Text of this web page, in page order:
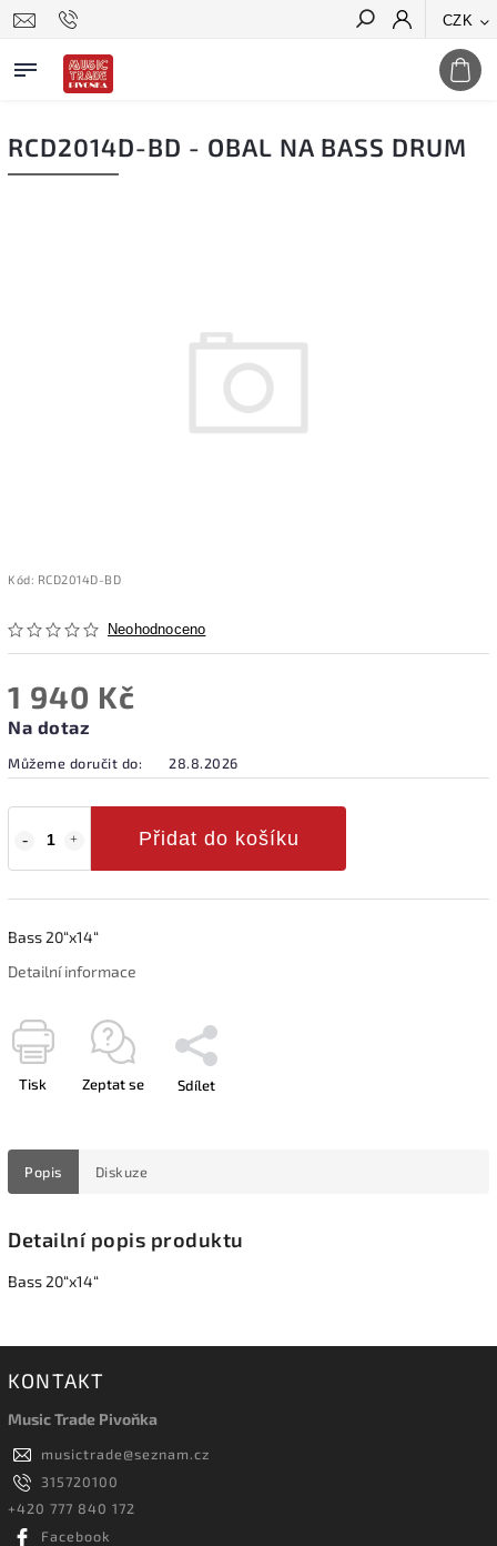
CZK
Hledat
RCD2014D-BD - OBAL NA BASS DRUM
Kód: RCD2014D-BD
Neohodnoceno
1 940 Kč
Na dotaz
Můžeme doručit do: 28.8.2026
Přidat do košíku
Bass 20“x14“
Detailní informace
Tisk Zeptat se Sdílet
Popis Diskuze
Detailní popis produktu
Bass 20“x14“
KONTAKT
Music Trade Pivoňka
musictrade@seznam.cz
315720100
+420 777 840 172
Facebook